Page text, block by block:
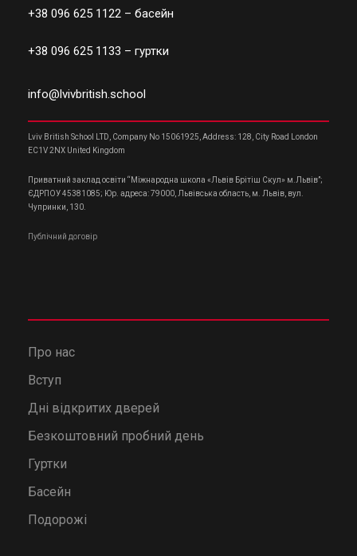
+38 096 625 1122 – басейн
+38 096 625 1133 – гуртки
info@lvivbritish.school
Lviv British School LTD, Company No 15061925, Address: 128, City Road London
EC1V 2NX United Kingdom
Приватний заклад освіти “Міжнародна школа «Львів Брітіш Скул» м.Львів”;
ЄДРПОУ 45381085; Юр. адреса: 79000, Львівська область, м. Львів, вул.
Чупринки, 130.
Публічний договір
Про нас
Вступ
Дні відкритих дверей
Безкоштовний пробний день
Гуртки
Басейн
Подорожі